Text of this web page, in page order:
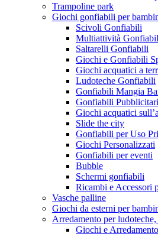
Trampoline park
Giochi gonfiabili per
Scivoli Gonfiabili
Multiattività
Saltarelli Gonfiabili
Giochi e Gonfiabili
Giochi acquatici a
Ludoteche Gonfiabili
Gonfiabili Mangia
Gonfiabili
Giochi acquatici
Slide the city
Gonfiabili per Uso
Giochi Personalizzati
Gonfiabili per eventi
Bubble
Schermi gonfiabili
Ricambi e Accessori
Vasche palline
Giochi da esterni per
Arredamento per
Giochi e